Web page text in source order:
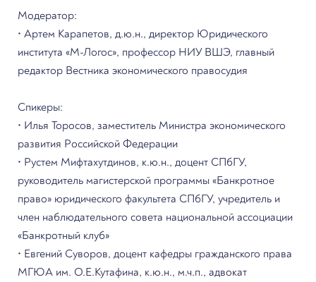
Модератор:
• Артем Карапетов, д.ю.н., директор Юридического
института «М-Логос», профессор НИУ ВШЭ, главный
редактор Вестника экономического правосудия
Спикеры:
• Илья Торосов, заместитель Министра экономического
развития Российской Федерации
• Рустем Мифтахутдинов, к.ю.н., доцент СПбГУ,
руководитель магистерской программы «Банкротное
право» юридического факультета СПбГУ, учредитель и
член наблюдательного совета национальной ассоциации
«Банкротный клуб»
• Евгений Суворов, доцент кафедры гражданского права
МГЮА им. О.Е.Кутафина, к.ю.н., м.ч.п., адвокат